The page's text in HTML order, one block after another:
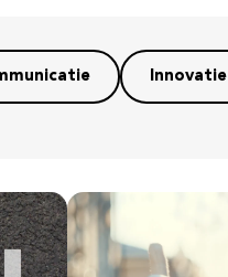
Innovatie